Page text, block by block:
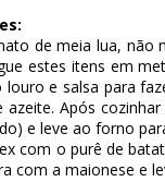
de meia lua, não
estes itens em
e salsa para
Após
e leve ao forno
com o purê de
com a maionese e